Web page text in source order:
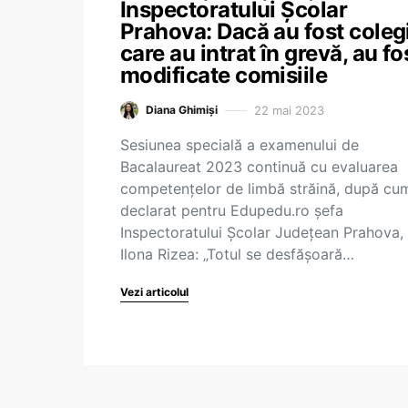
Inspectoratului Școlar
Prahova: Dacă au fost
care au intrat în grevă, au
modificate comisiile
Diana Ghimiși 22 mai 2023
Sesiunea specială a examenului de
Bacalaureat 2023 continuă cu evaluarea
competențelor de limbă străină, după
declarat pentru Edupedu.ro șefa
Inspectoratului Școlar Județean Prahova,
Ilona Rizea: „Totul se desfășoară…
Vezi articolul